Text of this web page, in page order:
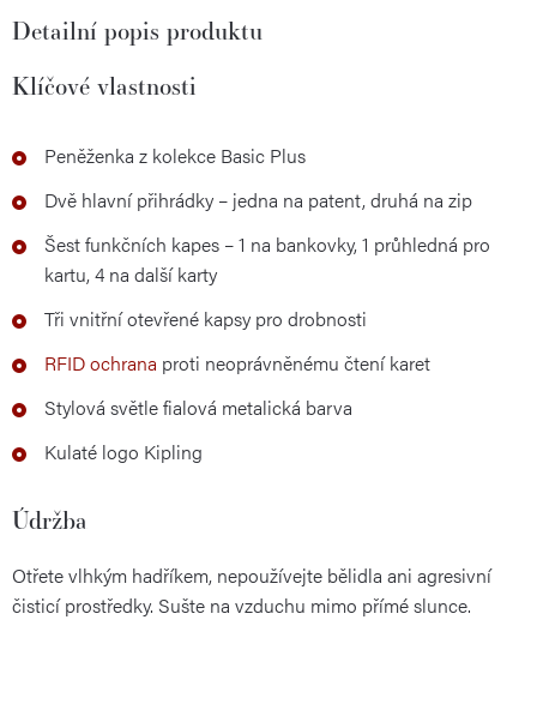
Detailní popis produktu
Klíčové vlastnosti
Peněženka z kolekce Basic Plus
Dvě hlavní přihrádky – jedna na patent, druhá na zip
Šest funkčních kapes – 1 na bankovky, 1 průhledná pro
kartu, 4 na další karty
Tři vnitřní otevřené kapsy pro drobnosti
RFID ochrana proti neoprávněnému čtení karet
Stylová světle fialová metalická barva
Kulaté logo Kipling
Údržba
Otřete vlhkým hadříkem, nepoužívejte bělidla ani agresivní
čisticí prostředky. Sušte na vzduchu mimo přímé slunce.